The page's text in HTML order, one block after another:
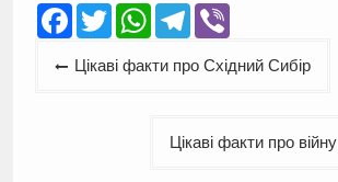
Facebook
TwitterWhatsApp
Telegram
Viber
Навігація
Цікаві факти про Східний Сибір
Цікаві факти про